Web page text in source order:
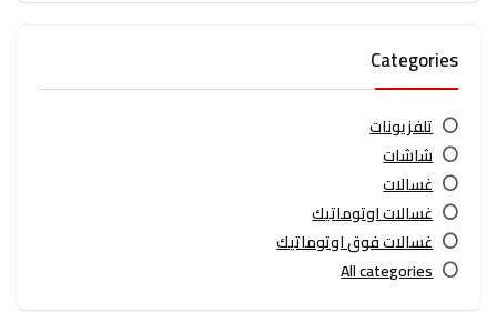
Categories
تلفزيونات
شاشات
غسالات
غسالات اوتوماتيك
غسالات فوق اوتوماتيك
All categories